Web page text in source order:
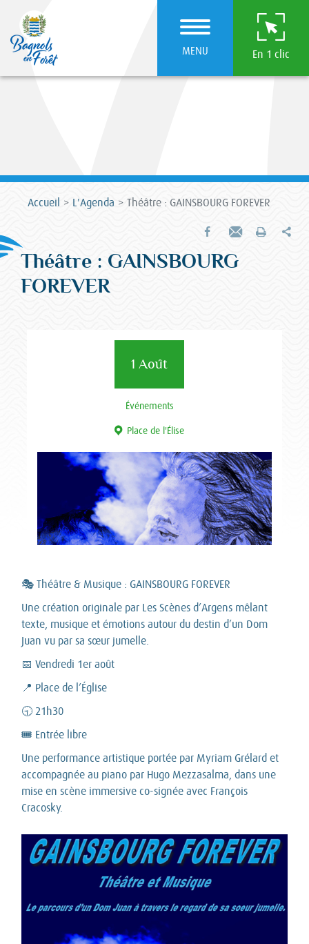
MENU En 1 clic
Accueil L'Agenda Théâtre : GAINSBOURG FOREVER
Partager sur Facebook
Envoyer par e-mail
Imprimer
Théâtre : GAINSBOURG
FOREVER
1 Août
Événements
Place de l'Élise
🎭 Théâtre & Musique : GAINSBOURG FOREVER
Une création originale par Les Scènes d’Argens mêlant
texte, musique et émotions autour du destin d’un Dom
Juan vu par sa sœur jumelle.
📅 Vendredi 1er août
📍 Place de l’Église
🕤 21h30
🎟️ Entrée libre
Une performance artistique portée par Myriam Grélard et
accompagnée au piano par Hugo Mezzasalma, dans une
mise en scène immersive co-signée avec François
Cracosky.